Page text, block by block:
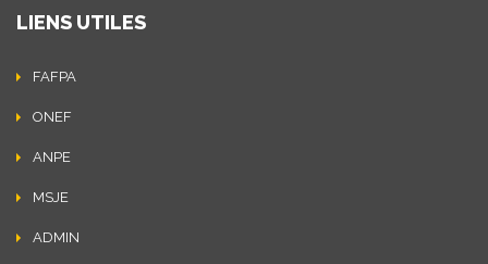
LIENS UTILES
FAFPA
ONEF
ANPE
MSJE
ADMIN